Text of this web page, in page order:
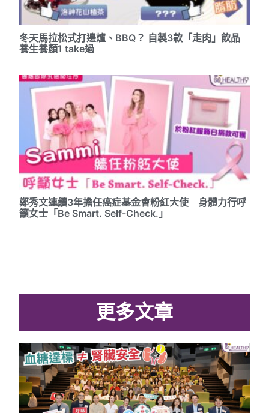
冬天馬拉松式打邊爐、BBQ？ 自製3款「走肉」飲品
養生養顏1 take過
鄭秀文連續3年擔任癌症基金會粉紅大使 身體力行呼
籲女士「Be Smart. Self-Check.」
更多文章